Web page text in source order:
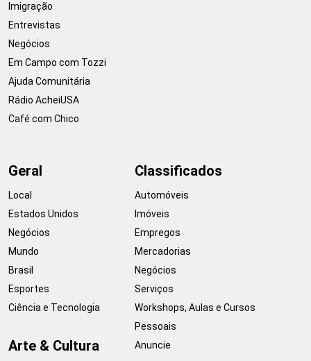
Imigração
Entrevistas
Negócios
Em Campo com Tozzi
Ajuda Comunitária
Rádio AcheiUSA
Café com Chico
Geral
Local
Estados Unidos
Negócios
Mundo
Brasil
Esportes
Ciência e Tecnologia
Arte & Cultura
Classificados
Automóveis
Imóveis
Empregos
Mercadorias
Negócios
Serviços
Workshops, Aulas e Cursos
Pessoais
Anuncie